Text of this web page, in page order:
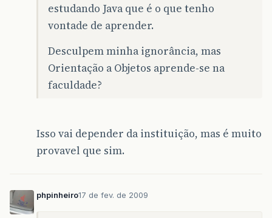
estudando Java que é o que tenho
vontade de aprender.
Desculpem minha ignorância, mas
Orientação a Objetos aprende-se na
faculdade?
Isso vai depender da instituição, mas é muito
provavel que sim.
phpinheiro17 de fev. de 2009